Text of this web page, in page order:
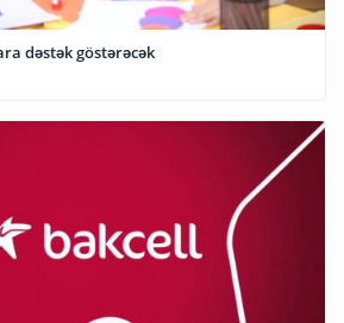
dəstək göstərəcək